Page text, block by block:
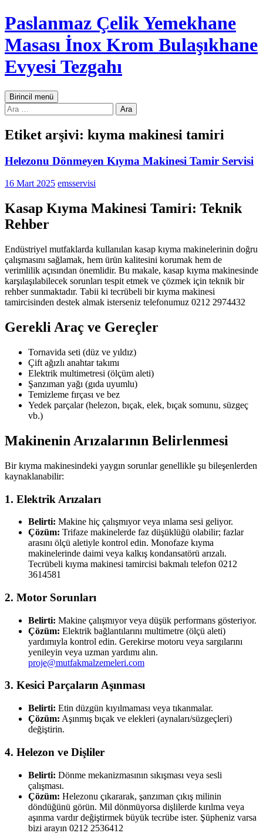
İçeriğe
atla
Paslanmaz Çelik Yemekhane
Masası İnox Krom Bulaşıkhane
Evyesi Tezgahı
AraBirincil menü
Arama:
Etiket arşivi: kıyma makinesi tamiri
Helezonu Dönmeyen Kıyma Makinesi Tamir Servisi
16 Mart 2025 emsservisi
Kasap Kıyma Makinesi Tamiri: Teknik
Rehber
Endüstriyel mutfaklarda kullanılan kasap kıyma makinelerinin doğru
çalışmasını sağlamak, hem ürün kalitesini korumak hem de
verimlilik açısından önemlidir. Bu makale, kasap kıyma makinesinde
karşılaşılabilecek sorunları tespit etmek ve çözmek için teknik bir
rehber sunmaktadır. Tabii ki tecrübeli bir kıyma makinesi
tamircisinden destek almak isterseniz telefonumuz 0212 2974432
Gerekli Araç ve Gereçler
Tornavida seti (düz ve yıldız)
Çift ağızlı anahtar takımı
Elektrik multimetresi (ölçüm aleti)
Şanzıman yağı (gıda uyumlu)
Temizleme fırçası ve bez
Yedek parçalar (helezon, bıçak, elek, bıçak somunu, süzgeç
vb.)
Makinenin Arızalarının Belirlenmesi
Bir kıyma makinesindeki yaygın sorunlar genellikle şu bileşenlerden
kaynaklanabilir:
1. Elektrik Arızaları
Belirti: Makine hiç çalışmıyor veya ınlama sesi geliyor.
Çözüm: Trifaze makinelerde faz düşüklüğü olabilir; fazlar
arasını ölçü aletiyle kontrol edin. Monofaze kıyma
makinelerinde daimi veya kalkış kondansatörü arızalı.
Tecrübeli kıyma makinesi tamircisi bakmalı telefon 0212
3614581
2. Motor Sorunları
Belirti: Makine çalışmıyor veya düşük performans gösteriyor.
Çözüm: Elektrik bağlantılarını multimetre (ölçü aleti)
yardımıyla kontrol edin. Gerekirse motoru veya sargılarını
yenileyin veya uzman yardımı alın.
proje@mutfakmalzemeleri.com
3. Kesici Parçaların Aşınması
Belirti: Etin düzgün kıyılmaması veya tıkanmalar.
Çözüm: Aşınmış bıçak ve elekleri (aynaları/süzgeçleri)
değiştirin.
4. Helezon ve Dişliler
Belirti: Dönme mekanizmasının sıkışması veya sesli
çalışması.
Çözüm: Helezonu çıkararak, şanzıman çıkış milinin
döndüğünü görün. Mil dönmüyorsa dişlilerde kırılma veya
aşınma vardır değiştirmek büyük tecrübe ister. Şüpheniz varsa
bizi arayın 0212 2536412